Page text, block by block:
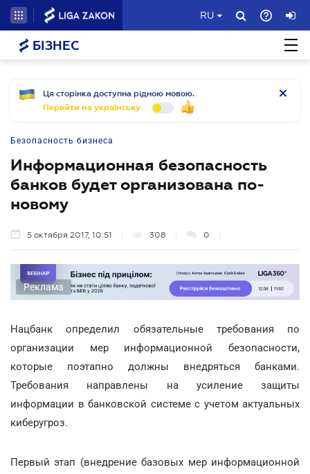
RU
БІЗНЕС
Ця сторінка доступна рідною мовою.
Перейти на українську
Безопасность бизнеса
Информационная безопасность
банков будет организована по-
новому
5 октября 2017, 10:51 308 0
Реклама
Нацбанк определил обязательные требования по
организации мер информационной безопасности,
которые поэтапно должны внедряться банками.
Требования направлены на усиление защиты
информации в банковской системе с учетом актуальных
киберугроз.
Первый этап (внедрение базовых мер информационной